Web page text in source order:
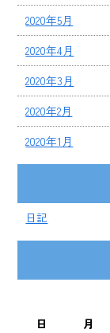
2020年5月
2020年4月
2020年3月
2020年2月
2020年1月
日記
日
月